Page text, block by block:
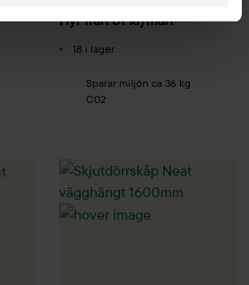
Hyr från81kr/mån
18 i lager
Sparar miljön ca 36 kg
C02